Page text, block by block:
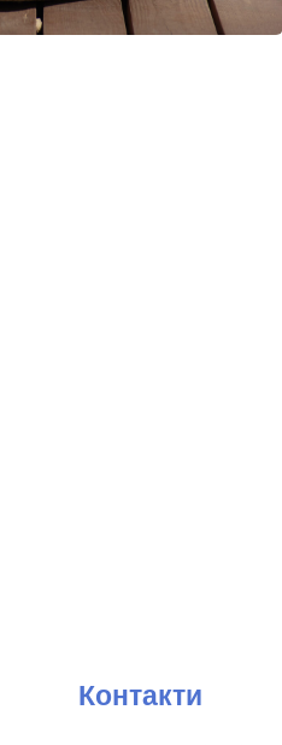
Контакти